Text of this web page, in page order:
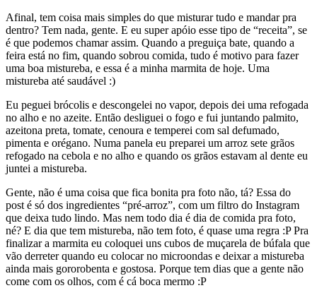
Afinal, tem coisa mais simples do que misturar tudo e mandar pra
dentro? Tem nada, gente. E eu super apóio esse tipo de “receita”, se
é que podemos chamar assim. Quando a preguiça bate, quando a
feira está no fim, quando sobrou comida, tudo é motivo para fazer
uma boa mistureba, e essa é a minha marmita de hoje. Uma
mistureba até saudável :)
Eu peguei brócolis e descongelei no vapor, depois dei uma refogada
no alho e no azeite. Então desliguei o fogo e fui juntando palmito,
azeitona preta, tomate, cenoura e temperei com sal defumado,
pimenta e orégano. Numa panela eu preparei um arroz sete grãos
refogado na cebola e no alho e quando os grãos estavam al dente eu
juntei a mistureba.
Gente, não é uma coisa que fica bonita pra foto não, tá? Essa do
post é só dos ingredientes “pré-arroz”, com um filtro do Instagram
que deixa tudo lindo. Mas nem todo dia é dia de comida pra foto,
né? E dia que tem mistureba, não tem foto, é quase uma regra :P Pra
finalizar a marmita eu coloquei uns cubos de muçarela de búfala que
vão derreter quando eu colocar no microondas e deixar a mistureba
ainda mais gororobenta e gostosa. Porque tem dias que a gente não
come com os olhos, com é cá boca mermo :P